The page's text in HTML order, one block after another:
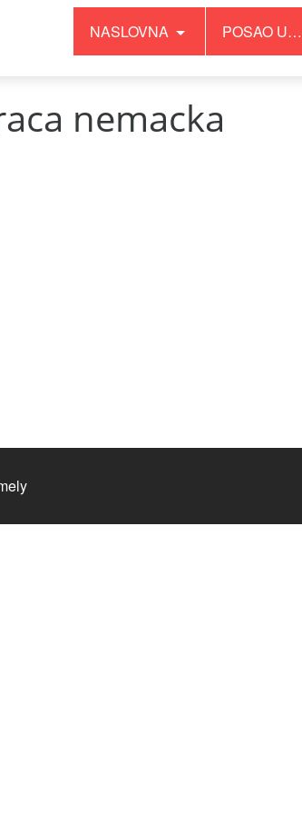
NASLOVNA POSAO U…
nemacka